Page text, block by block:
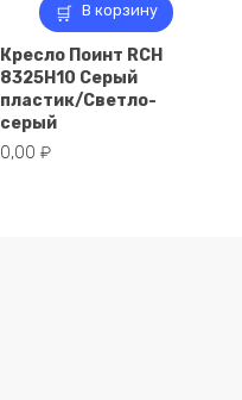
В корзину
Кресло Поинт RCH
8325H10 Серый
пластик/Светло-
серый
0,00 ₽